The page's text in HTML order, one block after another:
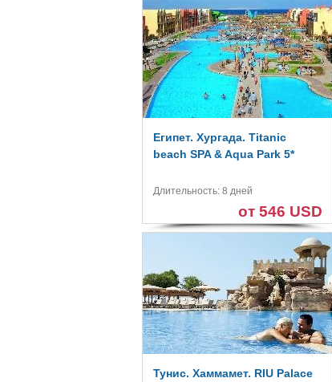
Египет. Хургада. Titanic
beach SPA & Aqua Park 5*
Длительность: 8 дней
от 546 USD
Тунис. Хаммамет. RIU Palace